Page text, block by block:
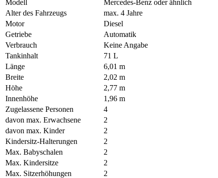
Modell
Mercedes-Benz oder ähnlich
Alter des Fahrzeugs
max. 4 Jahre
Motor
Diesel
Getriebe
Automatik
Verbrauch
Keine Angabe
Tankinhalt
71 L
Länge
6,01 m
Breite
2,02 m
Höhe
2,77 m
Innenhöhe
1,96 m
Zugelassene Personen
4
davon max. Erwachsene
2
davon max. Kinder
2
Kindersitz-Halterungen
2
Max. Babyschalen
2
Max. Kindersitze
2
Max. Sitzerhöhungen
2